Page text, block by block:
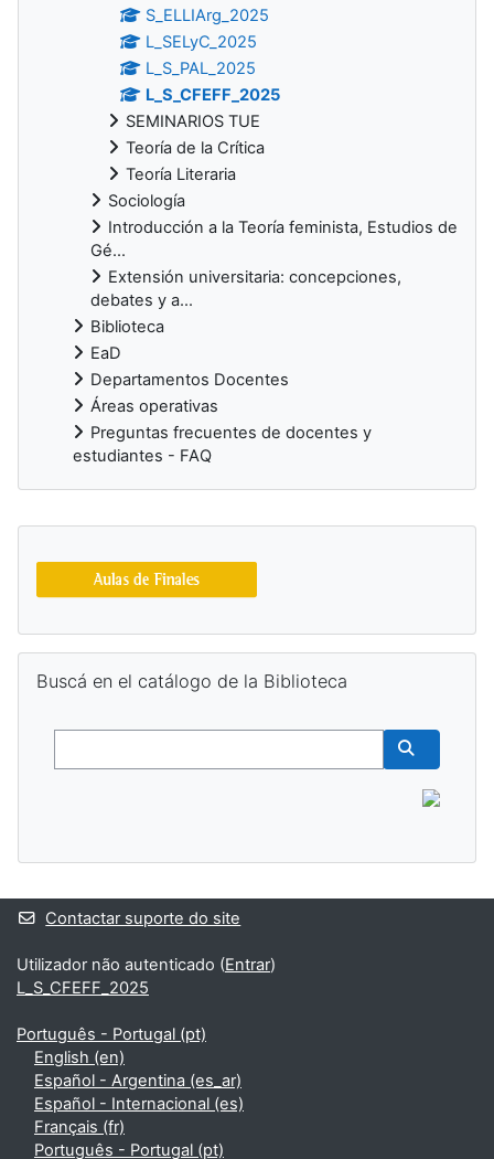
S_ELLIArg_2025
L_SELyC_2025
L_S_PAL_2025
L_S_CFEFF_2025
SEMINARIOS TUE
Teoría de la Crítica
Teoría Literaria
Sociología
Introducción a la Teoría feminista, Estudios de
Gé...
Extensión universitaria: concepciones,
debates y a...
Biblioteca
EaD
Departamentos Docentes
Áreas operativas
Preguntas frecuentes de docentes y
estudiantes - FAQ
Blocos adicionais
Buscá en el catálogo de la Biblioteca
Buscar
Contactar suporte do site
Utilizador não autenticado (Entrar)
L_S_CFEFF_2025
Português - Portugal ‎(pt)‎
English ‎(en)‎
Español - Argentina ‎(es_ar)‎
Español - Internacional ‎(es)‎
Français ‎(fr)‎
Português - Portugal ‎(pt)‎